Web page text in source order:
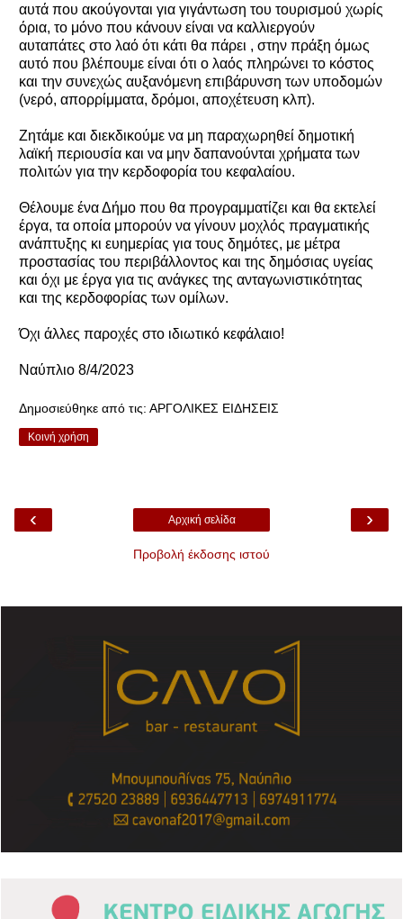
αυτά που ακούγονται για γιγάντωση του τουρισμού χωρίς
όρια, το μόνο που κάνουν είναι να καλλιεργούν
αυταπάτες στο λαό ότι κάτι θα πάρει , στην πράξη όμως
αυτό που βλέπουμε είναι ότι ο λαός πληρώνει το κόστος
και την συνεχώς αυξανόμενη επιβάρυνση των υποδομών
(νερό, απορρίμματα, δρόμοι, αποχέτευση κλπ).
Ζητάμε και διεκδικούμε να μη παραχωρηθεί δημοτική
λαϊκή περιουσία και να μην δαπανούνται χρήματα των
πολιτών για την κερδοφορία του κεφαλαίου.
Θέλουμε ένα Δήμο που θα προγραμματίζει και θα εκτελεί
έργα, τα οποία μπορούν να γίνουν μοχλός πραγματικής
ανάπτυξης κι ευημερίας για τους δημότες, με μέτρα
προστασίας του περιβάλλοντος και της δημόσιας υγείας
και όχι με έργα για τις ανάγκες της ανταγωνιστικότητας
και της κερδοφορίας των ομίλων.
Όχι άλλες παροχές στο ιδιωτικό κεφάλαιο!
Ναύπλιο 8/4/2023
Δημοσιεύθηκε από τις: ΑΡΓΟΛΙΚΕΣ ΕΙΔΗΣΕΙΣ
Κοινή χρήση
‹ ›
Αρχική σελίδα
Προβολή έκδοσης ιστού